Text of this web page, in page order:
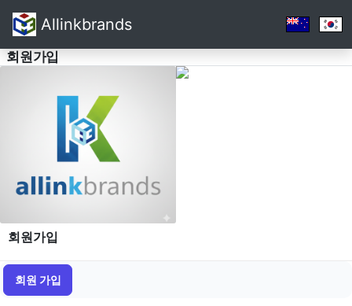
Allinkbrands
회원가입
회원가입
회원 가입